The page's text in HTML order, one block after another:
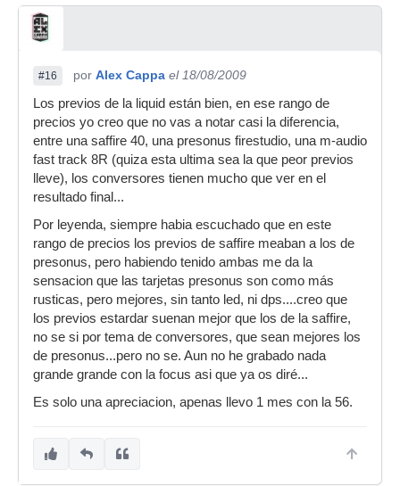
#16 por Alex Cappa el 18/08/2009
Los previos de la liquid están bien, en ese rango de
precios yo creo que no vas a notar casi la diferencia,
entre una saffire 40, una presonus firestudio, una m-audio
fast track 8R (quiza esta ultima sea la que peor previos
lleve), los conversores tienen mucho que ver en el
resultado final...
Por leyenda, siempre habia escuchado que en este
rango de precios los previos de saffire meaban a los de
presonus, pero habiendo tenido ambas me da la
sensacion que las tarjetas presonus son como más
rusticas, pero mejores, sin tanto led, ni dps....creo que
los previos estardar suenan mejor que los de la saffire,
no se si por tema de conversores, que sean mejores los
de presonus...pero no se. Aun no he grabado nada
grande grande con la focus asi que ya os diré...
Es solo una apreciacion, apenas llevo 1 mes con la 56.